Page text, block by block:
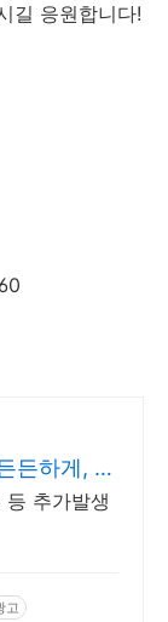
길 응원합니다!
든하게, 실
추가발생
고